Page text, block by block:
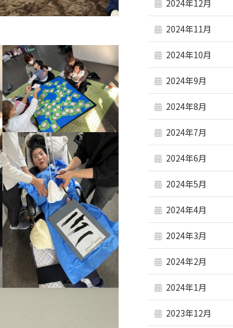
2024年12月
2024年11月
2024年10月
2024年9月
2024年8月
2024年7月
2024年6月
2024年5月
2024年4月
2024年3月
2024年2月
2024年1月
2023年12月